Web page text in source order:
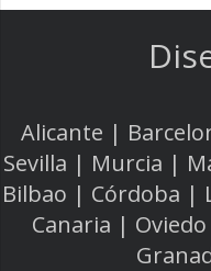
Alicante |
Sevilla | Murcia |
Bilbao | Córdoba |
Canaria |